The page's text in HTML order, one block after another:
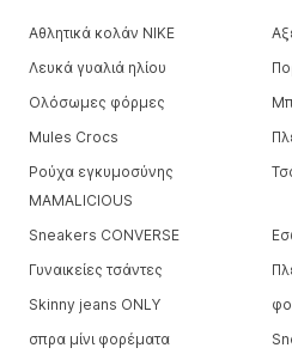
Αθλητικά κολάν NIKE
Λευκά γυαλιά ηλίου
Ολόσωμες φόρμες
Mules Crocs
Ρούχα εγκυμοσύνης
MAMALICIOUS
Sneakers CONVERSE
Γυναικείες τσάντες
Skinny jeans ONLY
σπρα μίνι φορέματα